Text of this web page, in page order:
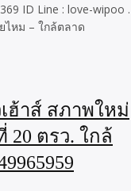
ID Line : love-wipoo .
ไหม – ใกล้ตลาด
ฮ้าส์ สภาพใหม่
20 ตรว. ใกล้